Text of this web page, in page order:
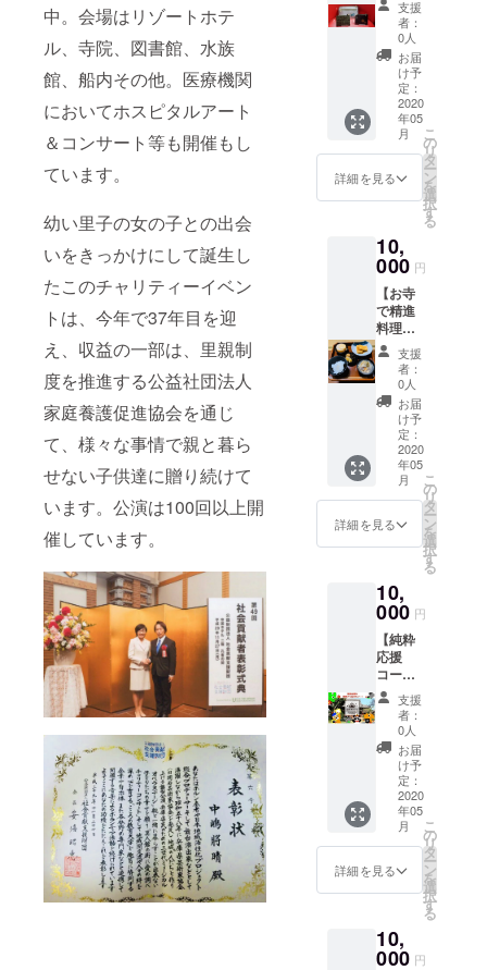
中。会場はリゾートホテ
ル、寺院、図書館、水族
館、船内その他。医療機関
においてホスピタルアート
＆コンサート等も開催もし
ています。
幼い里子の女の子との出会
いをきっかけにして誕生し
たこのチャリティーイベン
トは、今年で37年目を迎
え、収益の一部は、里親制
度を推進する公益社団法人
家庭養護促進協会を通じ
て、様々な事情で親と暮ら
せない子供達に贈り続けて
います。公演は100回以上開
催しています。
は、イ
ベント
で使う
キャン
ドルの
お渡し
は出来
ません
が、グ
ション
キャン
キャン
ドルの
み郵送
可能で
す。
メール
にてご
相談く
ださ
い。 会
場まで
の交通
費は自
己負担
となり
当日来
られな
た場合
はメー
ルにて
ご相談
くださ
い。
帰りい
ただけ
ます ※
場所は
岡崎市
矢作近
程は後
日支援
者の方
ます。
※教室ま
での交
通費は
自己負
担とな
りま
す。
※有効期
限につ
いて
（2020
年5月〜
2020年
12月）
は、手
を加え
ること
なくそ
のまま
瓶詰め
してお
りま
す。 そ
の年に
様々な
花の蜜
を お届
けいた
しま
す。貴
重な蜂
蜜で
す。 蜂
の運ん
できた
その年
にしか
味わえ
ない味
を楽し
んでみ
か？
《おか
マル
シェ受
取り選
択の
方》
2020.5.
3(日)愛
知県岡
崎市の
総持院
で行わ
れるお
かマル
の受取
りとな
場まで
の交通
まよ
り〜
87cotto
【シン
プルで
使いや
すい革
財布＆
心を込
めて作
成した
お礼の
ル】 す
べて本
革で
す！ 3
つの中
からお
好きな
ものを
お選び
いただ
けま
す。
1 L字
型長財
布 少し
大きめ
でスマ
スマー
トに
使って
いただ
きたい
ので
カード
入れは
少なめ
です サ
イズ
20×12
2 L字
型ミニ
財布 小
さいけ
ど小銭
ります
小さな
支援
者：
0人
お届
け予
定：
2020
年05
月
詳細を見る
こ
の
リ
タ
ー
ン
を
選
択
す
る
10,
000 円
【お寺
で精進
料理体
験＆心
を込め
て作成
したお
礼の
メー
ル】 住
職によ
る精進
料理を
体験し
て頂き
ます。
ら離れ
て、お
寺で精
進料理
を頂き
ながら
心も体
もスッ
キリ！
※作る料
理は住
職のお
任せで
す。 写
真の料
理は、
ご飯 け
オラン
ダ煮 ゆ
支援
者：
0人
お届
け予
定：
2020
年05
月
詳細を見る
こ
の
リ
タ
ー
ン
を
選
択
す
る
10,
000 円
【純粋
応援
コー
ス・感
謝を込
めて作
成した
お礼の
メー
ル】 お
礼の
メール
をお届
けしま
す。 こ
のコー
ターン
費用(製
支援
者：
0人
お届
け予
定：
2020
年05
月
詳細を見る
こ
の
リ
タ
ー
ン
を
選
択
す
る
10,
000 円